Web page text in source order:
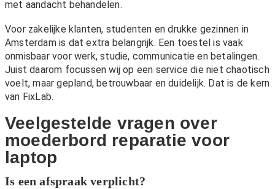
met aandacht behandelen.
Voor zakelijke klanten, studenten en drukke gezinnen in
Amsterdam is dat extra belangrijk. Een toestel is vaak
onmisbaar voor werk, studie, communicatie en betalingen.
Juist daarom focussen wij op een service die niet chaotisch
voelt, maar gepland, betrouwbaar en duidelijk. Dat is de kern
van FixLab.
Veelgestelde vragen over
moederbord reparatie voor
laptop
Is een afspraak verplicht?